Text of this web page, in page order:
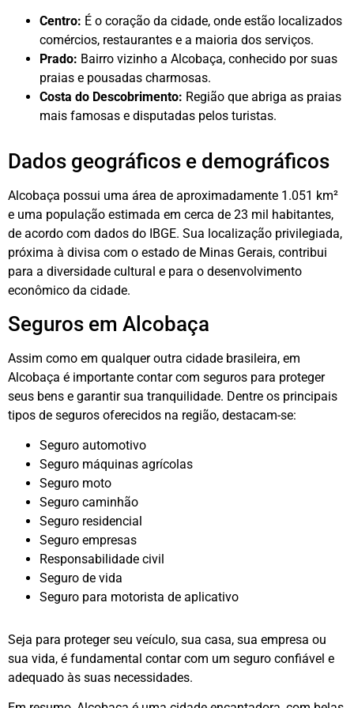
Centro: É o coração da cidade, onde estão localizados
comércios, restaurantes e a maioria dos serviços.
Prado: Bairro vizinho a Alcobaça, conhecido por suas
praias e pousadas charmosas.
Costa do Descobrimento: Região que abriga as praias
mais famosas e disputadas pelos turistas.
Dados geográficos e demográficos
Alcobaça possui uma área de aproximadamente 1.051 km²
e uma população estimada em cerca de 23 mil habitantes,
de acordo com dados do IBGE. Sua localização privilegiada,
próxima à divisa com o estado de Minas Gerais, contribui
para a diversidade cultural e para o desenvolvimento
econômico da cidade.
Seguros em Alcobaça
Assim como em qualquer outra cidade brasileira, em
Alcobaça é importante contar com seguros para proteger
seus bens e garantir sua tranquilidade. Dentre os principais
tipos de seguros oferecidos na região, destacam-se:
Seguro automotivo
Seguro máquinas agrícolas
Seguro moto
Seguro caminhão
Seguro residencial
Seguro empresas
Responsabilidade civil
Seguro de vida
Seguro para motorista de aplicativo
Seja para proteger seu veículo, sua casa, sua empresa ou
sua vida, é fundamental contar com um seguro confiável e
adequado às suas necessidades.